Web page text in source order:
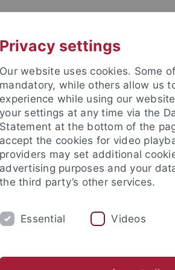
Archäologie
AKTUELLES
Privacy settings
Our website uses cookies. Some
mandatory, while others allow us
experience while using our
your settings at any time via the
Statement at the bottom of the
accept the cookies for video
providers may set additional
advertising purposes and your
the third party’s other services.
Essential Videos